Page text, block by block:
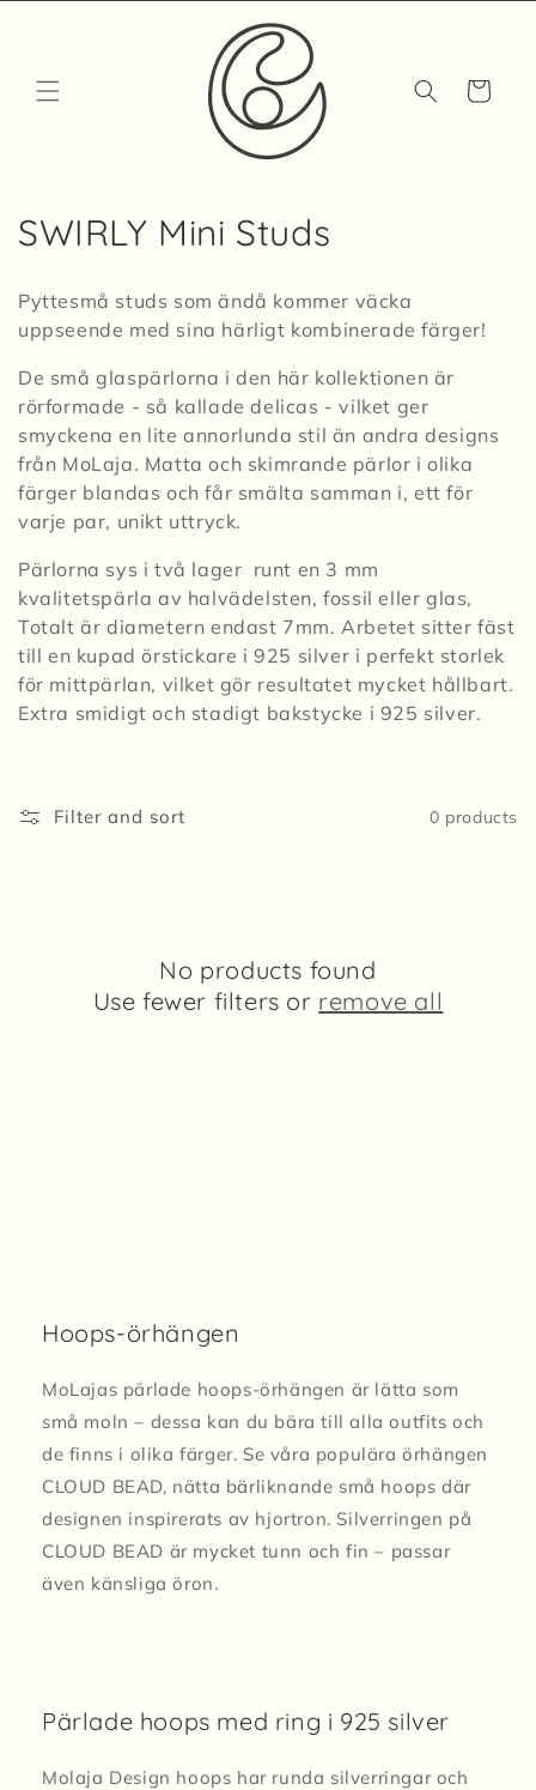
Cart
C
l
l
e
c
t
i
o
n
:
SWIRLY Mini Studs
Pyttesmå studs som ändå kommer väcka
uppseende med sina härligt kombinerade färger!
De små glaspärlorna i den här kollektionen är
rörformade - så kallade delicas -vilket ger
smyckena en lite annorlunda stil än andra designs
från MoLaja. Matta och skimrande pärlor i olika
färger blandas och får smälta samman i, ett för
varje par, unikt uttryck.
Pärlorna sys i två lager runt en 3 mm
kvalitetspärla av halvädelsten, fossil eller glas,
Totalt är diametern endast 7mm. Arbetet sitter fäst
till en kupad örstickare i 925 silver i perfekt storlek
för mittpärlan, vilket gör resultatet mycket hållbart.
Extra smidigt och stadigt bakstycke i 925 silver.
Filter and sort 0 products
No products found
Use fewer filters or remove all
Hoops-örhängen
MoLajas pärlade hoops-örhängen är lätta som
små moln – dessa kan du bära till alla outfits och
de finns i olika färger. Se våra populära örhängen
CLOUD BEAD, nätta bärliknande små hoops där
designen inspirerats av hjortron. Silverringen på
CLOUD BEAD är mycket tunn och fin – passar
även känsliga öron.
Pärlade hoops med ring i 925 silver
Molaja Design hoops har runda silverringar och